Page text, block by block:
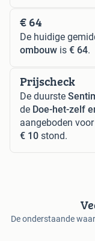
€ 64
De huidige
ombouw is € 64.
Prijscheck
De duurste
de Doe-het-zelf
aangeboden voor
€ 10 stond.
De onderstaande